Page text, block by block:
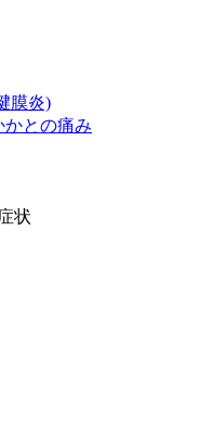
膜炎)
かとの痛み
状